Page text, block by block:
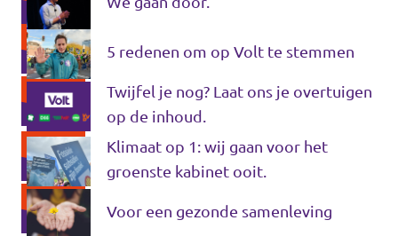
5 redenen om op Volt te stemmen
Twijfel je nog? Laat ons je overtuigen
op de inhoud.
Klimaat op 1: wij gaan voor het
groenste kabinet ooit.
Voor een gezonde samenleving